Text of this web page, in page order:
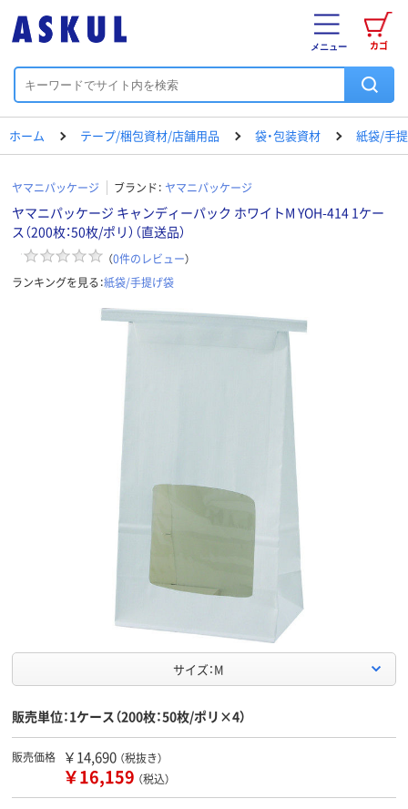
カゴ
メニュー
ホーム テープ/梱包資材/店舗用品 袋・包装資材 紙袋/手
ヤマニパッケージ ブランド： ヤマニパッケージ
ヤマニパッケージ キャンディーパック ホワイトM YOH-414 1ケー
ス（200枚：50枚/ポリ）（直送品）
（0件のレビュー）
ランキングを見る：紙袋/手提げ袋
サイズ：M
販売単位：1ケース（200枚：50枚/ポリ×4）
販売価格 ￥14,690 （税抜き）
￥16,159 （税込）